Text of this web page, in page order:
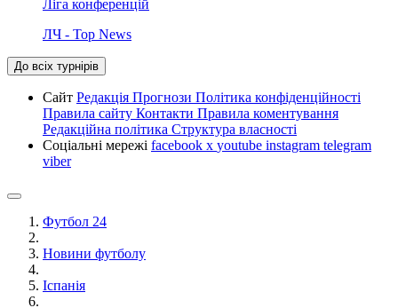
Ліга конференцій
ЛЧ - Top News
До всіх турнірів
Сайт Редакція Прогнози Політика конфіденційності
Правила сайту Контакти Правила коментування
Редакційна політика Структура власності
Соціальні мережі facebook x youtube instagram telegram
viber
Футбол 24
Новини футболу
Іспанія